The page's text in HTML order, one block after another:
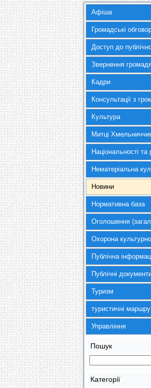
Афіша
Громадські
Доступ до
Звернення
Кадри
Консультації з
Культура
Митці
Національності та
Нематеріальна
Новини
Нормативна база
Оголошення
Охорона
Публічна
Публічні
Туризм
туристичні
Управління
Пошук
Категорії